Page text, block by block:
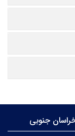
جنوبی